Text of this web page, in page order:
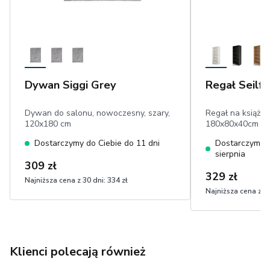
Dywan Siggi Grey
Dywan do salonu, nowoczesny, szary,
120x180 cm
Dostarczymy do Ciebie do 11 dni
309 zł
Najniższa cena z 30 dni: 334 zł
Regał Seilf
Regał na
180x80x40cm
Dostarczymy
sierpnia
329 zł
Najniższa cena z
Klienci polecają również